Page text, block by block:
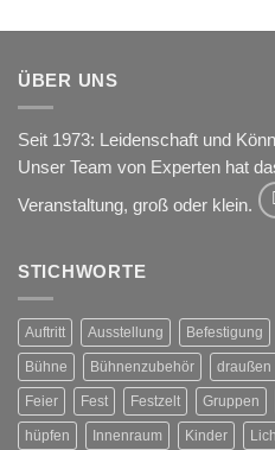
ÜBER UNS
Seit 1973: Leidenschaft und
Unser Team von Experten hat
Veranstaltung, groß oder klein.
STICHWORTE
Auftritt Ausstellung Befestigung
Bühne Bühnenzubehör draußen
Feier Fest Festzelt Gruppen
hüpfen Innenraum Kinder